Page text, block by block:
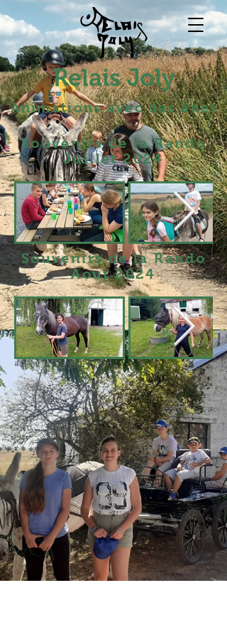
Animations avec des ânes
Relais Joly
Souvenirs de la Rando
Juillet 2024
Souvenirs de la Rando
Aout 2024